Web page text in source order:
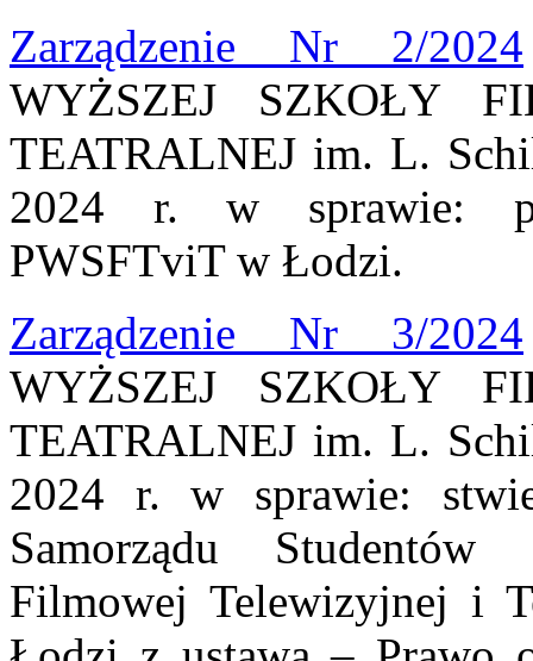
Zarządzenie Nr 2/2024
WYŻSZEJ SZKOŁY
TEATRALNEJ im. L.
2024 r. w sprawie:
PWSFTviT w Łodzi.
Zarządzenie Nr 3/2024
WYŻSZEJ SZKOŁY
TEATRALNEJ im. L.
2024 r. w sprawie:
Samorządu Studentów
Filmowej Telewizyjnej i